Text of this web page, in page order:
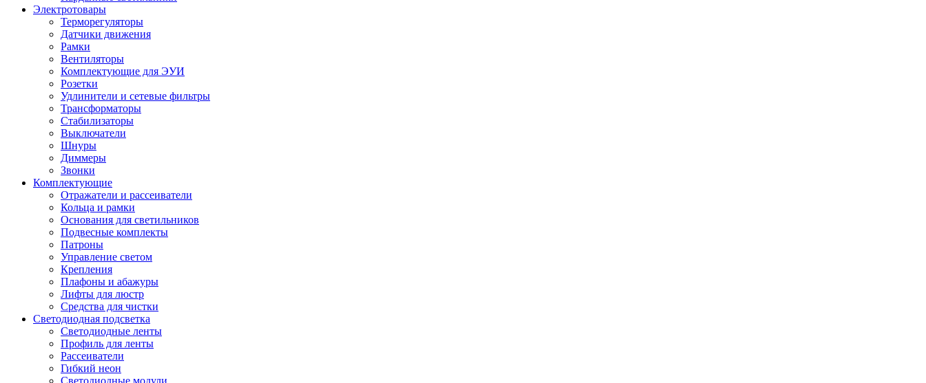
Электротовары
Терморегуляторы
Датчики движения
Рамки
Вентиляторы
Комплектующие для ЭУИ
Розетки
Удлинители и сетевые фильтры
Трансформаторы
Стабилизаторы
Выключатели
Шнуры
Диммеры
Звонки
Комплектующие
Отражатели и рассеиватели
Кольца и рамки
Основания для светильников
Подвесные комплекты
Патроны
Управление светом
Крепления
Плафоны и абажуры
Лифты для люстр
Средства для чистки
Светодиодная подсветка
Светодиодные ленты
Профиль для ленты
Рассеиватели
Гибкий неон
Светодиодные модули